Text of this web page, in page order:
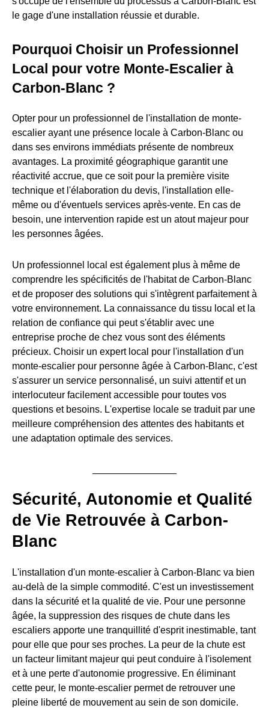
le gage d'une installation réussie et durable.
Pourquoi Choisir un Professionnel
Local pour votre Monte-Escalier à
Carbon-Blanc ?
Opter pour un professionnel de l'installation de monte-
escalier ayant une présence locale à Carbon-Blanc ou
dans ses environs immédiats présente de nombreux
avantages. La proximité géographique garantit une
réactivité accrue, que ce soit pour la première visite
technique et l'élaboration du devis, l'installation elle-
même ou d'éventuels services après-vente. En cas de
besoin, une intervention rapide est un atout majeur pour
les personnes âgées.
Un professionnel local est également plus à même de
comprendre les spécificités de l'habitat de Carbon-Blanc
et de proposer des solutions qui s'intègrent parfaitement à
votre environnement. La connaissance du tissu local et la
relation de confiance qui peut s'établir avec une
entreprise proche de chez vous sont des éléments
précieux. Choisir un expert local pour l'installation d'un
monte-escalier pour personne âgée à Carbon-Blanc, c'est
s'assurer un service personnalisé, un suivi attentif et un
interlocuteur facilement accessible pour toutes vos
questions et besoins. L'expertise locale se traduit par une
meilleure compréhension des attentes des habitants et
une adaptation optimale des services.
Sécurité, Autonomie et Qualité
de Vie Retrouvée à Carbon-
Blanc
L'installation d'un monte-escalier à Carbon-Blanc va bien
au-delà de la simple commodité. C'est un investissement
dans la sécurité et la qualité de vie. Pour une personne
âgée, la suppression des risques de chute dans les
escaliers apporte une tranquillité d'esprit inestimable, tant
pour elle que pour ses proches. La peur de la chute est
un facteur limitant majeur qui peut conduire à l'isolement
et à une perte d'autonomie progressive. En éliminant
cette peur, le monte-escalier permet de retrouver une
pleine liberté de mouvement au sein de son domicile.